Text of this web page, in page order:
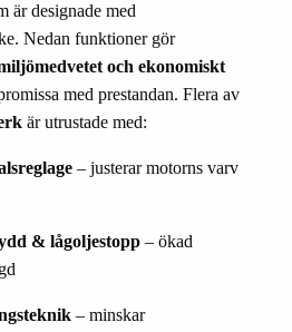
är designade med
Nedan funktioner gör
och ekonomiskt
med prestandan. Flera av
är utrustade med:
– justerar motorns varv
& lågoljestopp – ökad
– minskar